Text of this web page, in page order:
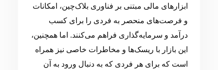
ابزارهای مالی مبتنی بر فناوری بلاک‌چین، امکانات
و فرصت‌های منحصر به فردی را برای کسب
درآمد و سرمایه‌گذاری فراهم می‌کنند. اما همچنین،
این بازار با ریسک‌ها و مخاطرات خاصی نیز همراه
است که برای هر فردی که به دنبال ورود به آن